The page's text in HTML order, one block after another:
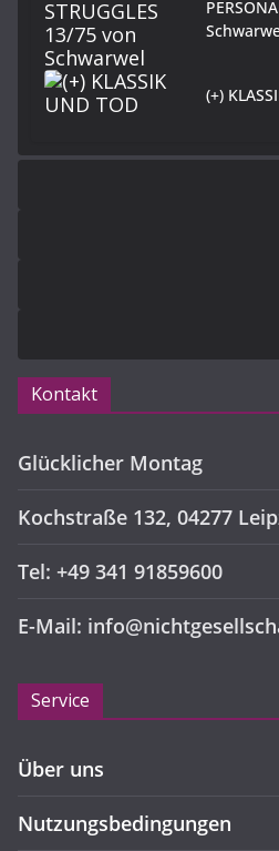
(+)
Kontakt
Glücklicher Montag
Kochstraße 132, 04277
Tel: +49 341 91859600
E-Mail:
Service
Über uns
Nutzungsbedingungen